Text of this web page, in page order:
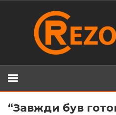
“Завжди був